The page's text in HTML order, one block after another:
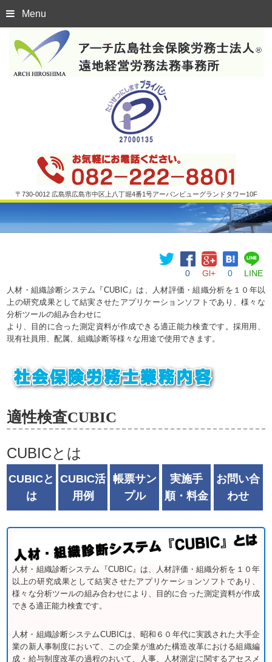
Menu
〒730-0012 広島県広島市中区上八丁堀4番1号アーバンビューグランドタワー10F
0 Gl+ 0 LINE
人材・組織診断システム『CUBIC』は、人材評価・組織分析を１０年以
上の研究成果として結実させたアプリケーションソフトであり、様々な
分析ツールの組み合わせに
より、目的に合った測定資料が作成できる適正能力検査です。採用用、
現有社員用、配属、組織診断等様々な用途で使用できます。
適性検査CUBIC
CUBICとは
CUBICと
は
CUBIC活
用例
帳票サン
プル
実施手
順・料金
お問い合
わせ
人材・組織診断システム『CUBIC』は、人材評価・組織分析を１０年
以上の研究成果として結実させたアプリケーションソフトであり、
様々な分析ツールの組み合わせにより、目的に合った測定資料が作成
できる適正能力検査です。
人材・組織診断システムCUBICは、昭和６０年代に実践された大手企
業の新人事制度において、この企業が進めた構造改革における組織編
成・給与制度改革の過程のおいて、人事、人材測定に関するアセスメ